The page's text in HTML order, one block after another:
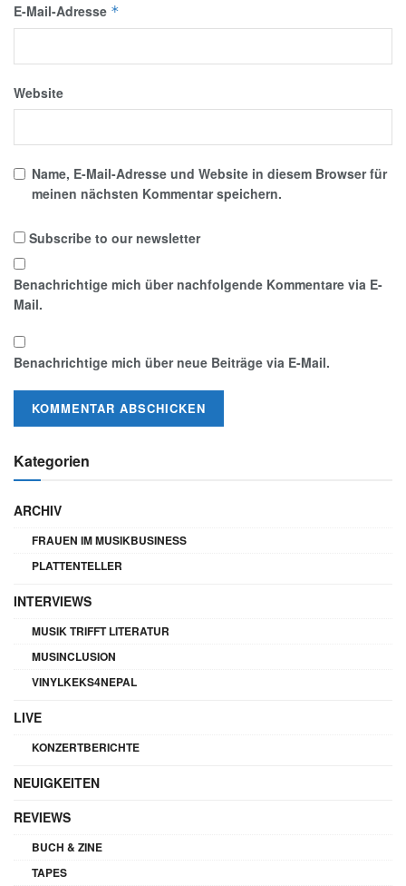
E-Mail-Adresse *
Website
Name, E-Mail-Adresse und Website in diesem Browser für
meinen nächsten Kommentar speichern.
Subscribe to our newsletter
Benachrichtige mich über nachfolgende Kommentare via E-
Mail.
Benachrichtige mich über neue Beiträge via E-Mail.
Kategorien
ARCHIV
FRAUEN IM MUSIKBUSINESS
PLATTENTELLER
INTERVIEWS
MUSIK TRIFFT LITERATUR
MUSINCLUSION
VINYLKEKS4NEPAL
LIVE
KONZERTBERICHTE
NEUIGKEITEN
REVIEWS
BUCH & ZINE
TAPES